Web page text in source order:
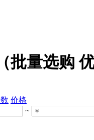
批量选购
价格
~